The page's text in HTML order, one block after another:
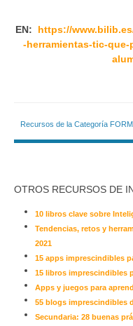
EN:
https://
-herramientas-tic-
Recursos de la Categoría
OTROS RECURSOS DE
10 libros clave sobre
Tendencias, retos y
2021
15 apps imprescindibles
15 libros imprescindibles
Apps y juegos para
55 blogs imprescindibles
Secundaria: 28 buenas